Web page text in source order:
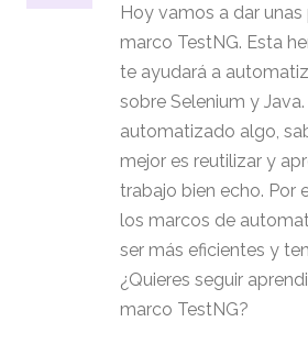
Hoy vamos a dar
marco TestNG. Esta
te ayudará a
sobre Selenium y Java.
automatizado algo,
mejor es reutilizar y
trabajo bien echo. Por
los marcos de
ser más eficientes y
¿Quieres seguir
marco TestNG?